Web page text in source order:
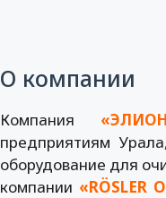
О компании
Компания
предприятиям
оборудование для
компании «RÖSLER